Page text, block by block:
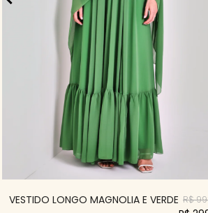
VESTIDO LONGO MAGNOLIA E VERDE R$